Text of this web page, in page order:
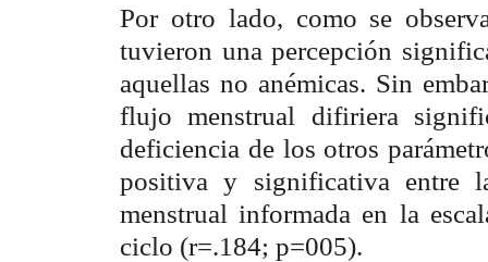
Por otro lado, como se
tuvieron una percepción
aquellas no anémicas. Sin
flujo menstrual difiriera
deficiencia de los otros
positiva y significativa entre
menstrual informada en la
ciclo (r=.184; p=005).